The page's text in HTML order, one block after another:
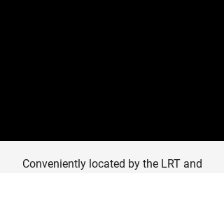
Conveniently located by the LRT and